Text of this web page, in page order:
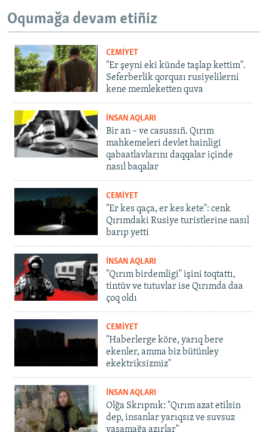
Oqumağa devam etiñiz
CEMİYET
"Er şeyni eki künde taşlap kettim".
Seferberlik qorqusı rusiyelilerni
kene memleketten quva
İNSAN AQLARI
Bir an – ve casussıñ. Qırım
mahkemeleri devlet hainligi
qabaatlavlarını daqqalar içinde
nasıl baqalar
CEMİYET
"Er kes qaça, er kes kete": cenk
Qırımdaki Rusiye turistlerine nasıl
barıp yetti
İNSAN AQLARI
"Qırım birdemligi" işini toqtattı,
tintüv ve tutuvlar ise Qırımda daa
çoq oldı
CEMİYET
"Haberlerge köre, yarıq bere
ekenler, amma biz bütünley
ekektriksizmiz"
İNSAN AQLARI
Olğa Skrıpnık: "Qırım azat etilsin
dep, insanlar yarıqsız ve suvsuz
yaşamağa azırlar"